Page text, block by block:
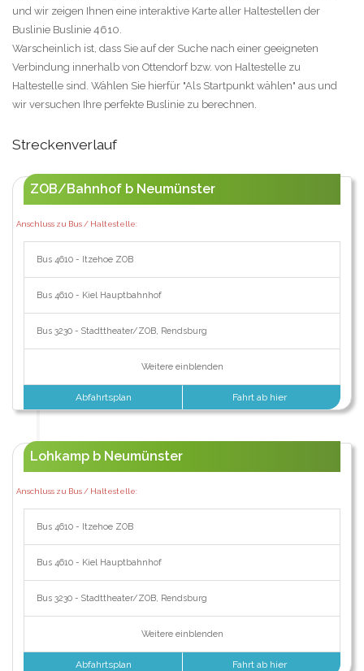
und wir zeigen Ihnen eine interaktive Karte aller Haltestellen der
Buslinie Buslinie 4610.
Warscheinlich ist, dass Sie auf der Suche nach einer geeigneten
Verbindung innerhalb von Ottendorf bzw. von Haltestelle zu
Haltestelle sind. Wählen Sie hierfür "Als Startpunkt wählen" aus und
wir versuchen Ihre perfekte Buslinie zu berechnen.
Streckenverlauf
ZOB/Bahnhof b Neumünster
Anschluss zu Bus / Haltestelle:
Bus 4610 - Itzehoe ZOB
Bus 4610 - Kiel Hauptbahnhof
Bus 3230 - Stadttheater/ZOB, Rendsburg
Weitere einblenden
Abfahrtsplan Fahrt ab hier
Lohkamp b Neumünster
Anschluss zu Bus / Haltestelle:
Bus 4610 - Itzehoe ZOB
Bus 4610 - Kiel Hauptbahnhof
Bus 3230 - Stadttheater/ZOB, Rendsburg
Weitere einblenden
Abfahrtsplan Fahrt ab hier